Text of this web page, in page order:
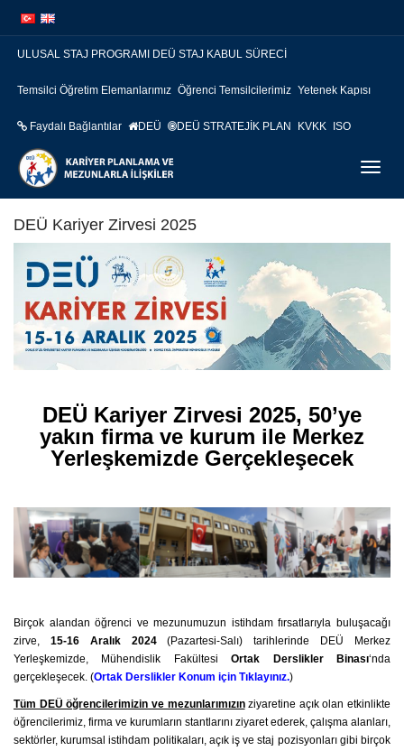
atla
atla
ULUSAL STAJ PROGRAMI DEÜ STAJ KABUL SÜRECİ
Temsilci Öğretim Elemanlarımız Öğrenci Temsilcilerimiz Yetenek Kapısı
Faydalı Bağlantılar DEÜ DEÜ STRATEJİK PLAN KVKK ISO
DEÜ Kariyer Zirvesi 2025
DEÜ Kariyer Zirvesi 2025, 50’ye
yakın firma ve kurum ile Merkez
Yerleşkemizde Gerçekleşecek
Birçok alandan öğrenci ve mezunumuzun istihdam fırsatlarıyla buluşacağı
zirve, 15-16 Aralık 2024(Pazartesi-Salı) tarihlerinde DEÜ Merkez
Yerleşkemizde, Mühendislik FakültesiOrtak Derslikler Binası‘nda
gerçekleşecek. (Ortak Derslikler Konum için Tıklayınız.)
Tüm DEÜ öğrencilerimizin ve mezunlarımızınziyaretine açık olan etkinlikte
öğrencilerimiz, firma ve kurumların stantlarını ziyaret ederek, çalışma alanları,
sektörler, kurumsal istihdam politikaları, açık iş ve staj pozisyonları gibi birçok